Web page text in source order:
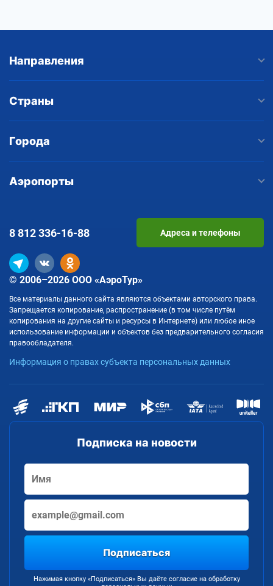
Направления
Страны
Города
Аэропорты
Подписка на новости
Подписаться
Нажимая кнопку «Подписаться» Вы даёте согласие на обработку
© 2006–2026 ООО «АэроТур»
Все материалы данного сайта являются объектами авторского права.
Запрещается копирование, распространение (в том числе путём
копирования на другие сайты и ресурсы в Интернете) или любое иное
использование информации и объектов без предварительного согласия
правообладателя.
Информация о правах субъекта персональных данных
8 812336-16-88 Адреса и телефоны